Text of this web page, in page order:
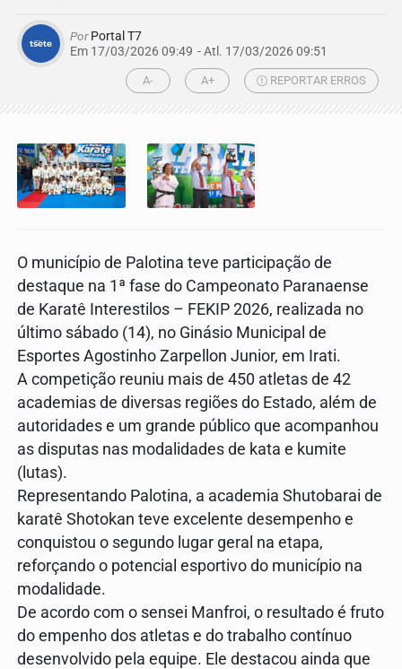
PorPortal T7
Em 17/03/2026 09:49 - Atl. 17/03/2026 09:51
A- A+ REPORTAR ERROS
O município de Palotina teve participação de
destaque na 1ª fase do Campeonato Paranaense
de Karatê Interestilos – FEKIP 2026, realizada no
último sábado (14), no Ginásio Municipal de
Esportes Agostinho Zarpellon Junior, em Irati.
A competição reuniu mais de 450 atletas de 42
academias de diversas regiões do Estado, além de
autoridades e um grande público que acompanhou
as disputas nas modalidades de kata e kumite
(lutas).
Representando Palotina, a academia Shutobarai de
karatê Shotokan teve excelente desempenho e
conquistou o segundo lugar geral na etapa,
reforçando o potencial esportivo do município na
modalidade.
De acordo com o sensei Manfroi, o resultado é fruto
do empenho dos atletas e do trabalho contínuo
desenvolvido pela equipe. Ele destacou ainda que